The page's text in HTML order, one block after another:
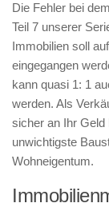
Die Fehler bei
Teil 7 unserer
Immobilien soll
eingegangen
kann quasi 1: 1
werden. Als
sicher an Ihr
unwichtigste
Wohneigentum.